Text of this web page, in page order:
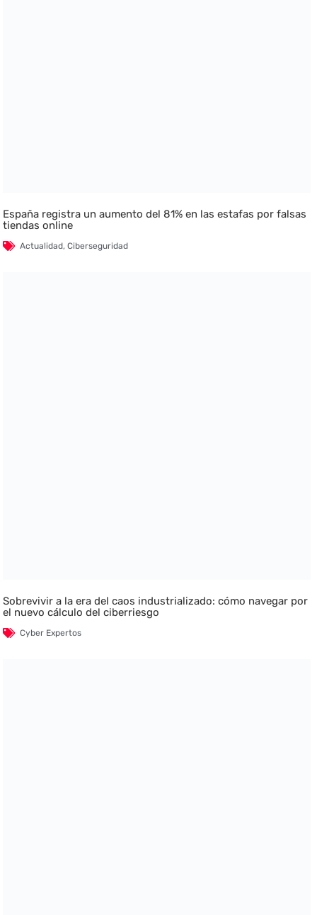
España registra un aumento del 81% en las estafas por falsas
tiendas online
Actualidad,Ciberseguridad
Sobrevivir a la era del caos industrializado: cómo navegar por
el nuevo cálculo del ciberriesgo
Cyber Expertos